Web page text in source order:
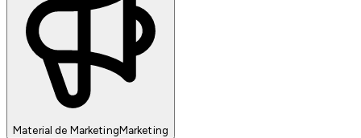
Material de MarketingMarketing